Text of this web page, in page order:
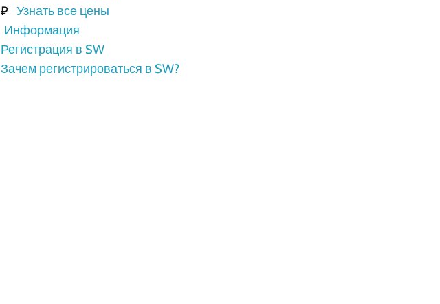
₽ Узнать все цены
Информация
Регистрация в SW
Зачем регистрироваться в SW?